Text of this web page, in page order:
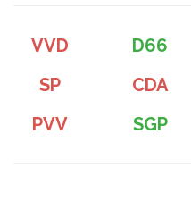
VVD D66
SP
CDA
PVV
SGP